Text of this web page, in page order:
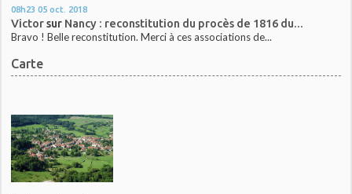
08h23 05 oct. 2018
Victorsur Nancy : reconstitution du procès de 1816 du...
Bravo ! Belle reconstitution. Merci à ces associations de...
Carte